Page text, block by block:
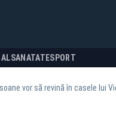
SANATATESPORT
vor să revină în casele lui